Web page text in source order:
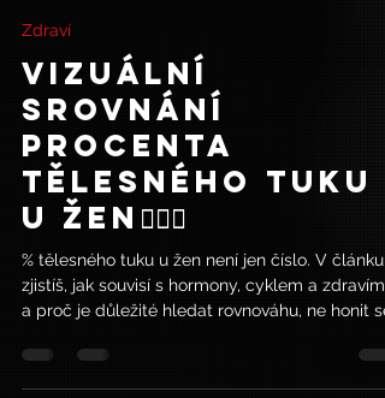
2. 1.
Zdraví
Vizuální
srovnání
procenta
tělesného tuku
u ŽEN🙋🏻‍♀️
zjistíš, jak souvisí s hormony, cyklem a zdravím
a proč je důležité hledat rovnováhu, ne honit se